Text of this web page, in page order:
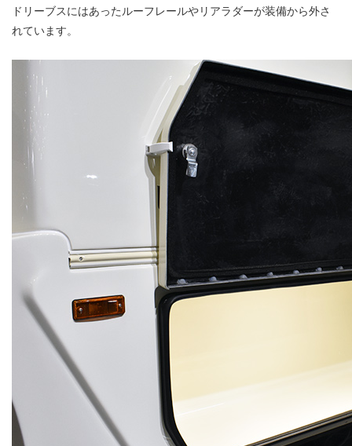
ドリーブスにはあったルーフレールやリアラダーが装備から外さ
れています。